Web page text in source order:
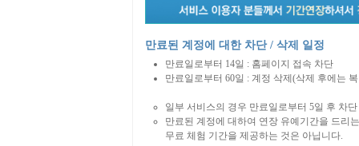
만료된 계정에 대한 차단 / 삭제 일정
만료일로부터 14일 : 홈페이지 접속 차단
만료일로부터 60일 : 계정 삭제(삭제 후에는
일부 서비스의 경우 만료일로부터 5일 후 차
만료된 계정에 대하여 연장 유예기간을 드리
무료 체험 기간을 제공하는 것은 아닙니다.